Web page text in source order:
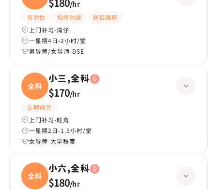
/hr
有耐性 指導功課
題目講解
上门补习-湾仔
一星期4日-2小时/堂
男导师/女导师-DSE
全科
小三,全科
$170/hr
長期補習
上门补习-旺角
一星期2日-1.5小时/堂
女导师-大学程度
全科
小六,全科
$180/hr